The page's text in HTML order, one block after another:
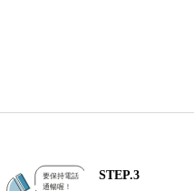
STEP.3